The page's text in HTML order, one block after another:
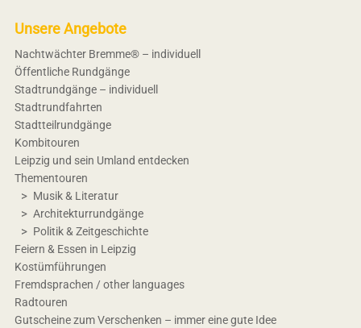
Unsere Angebote
Nachtwächter Bremme® – individuell
Öffentliche Rundgänge
Stadtrundgänge – individuell
Stadtrundfahrten
Stadtteilrundgänge
Kombitouren
Leipzig und sein Umland entdecken
Thementouren
Musik & Literatur
Architekturrundgänge
Politik & Zeitgeschichte
Feiern & Essen in Leipzig
Kostümführungen
Fremdsprachen / other languages
Radtouren
Gutscheine zum Verschenken – immer eine gute Idee